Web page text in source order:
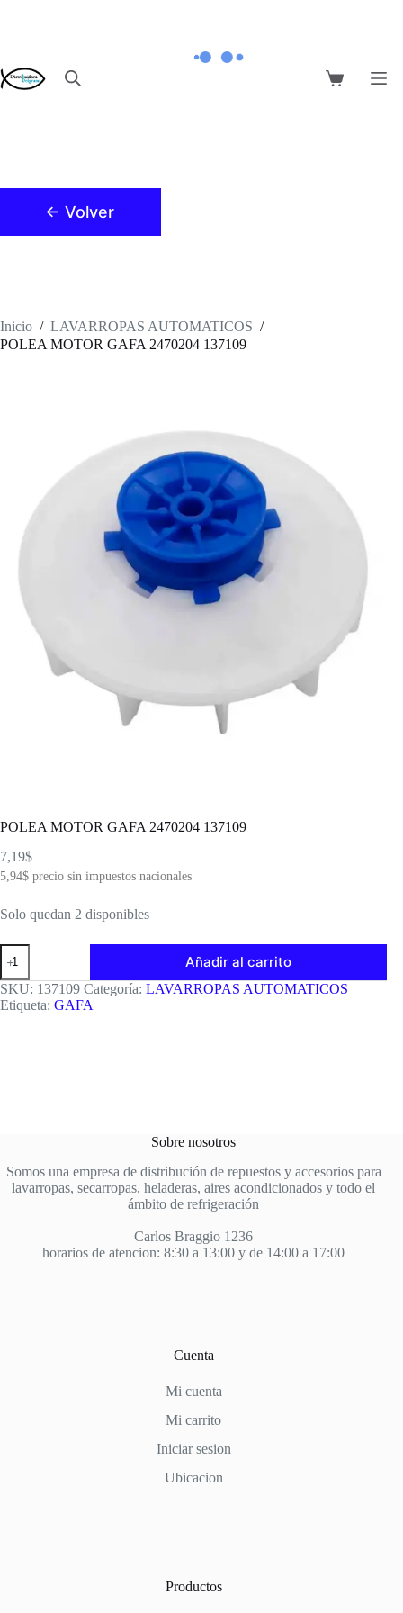
Carro
← Volver
Inicio / LAVARROPAS AUTOMATICOS /
POLEA MOTOR GAFA 2470204 137109
POLEA MOTOR GAFA 2470204 137109
7,19$
5,94$ precio sin impuestos nacionales
Solo quedan 2 disponibles
POLEA
MOTOR
GAFA
2470204
137109
Añadir al carrito
SKU: 137109 Categoría: LAVARROPAS AUTOMATICOS
Etiqueta: GAFA
Sobre nosotros
Somos una empresa de distribución de repuestos y accesorios para
lavarropas, secarropas, heladeras, aires acondicionados y todo el
ámbito de refrigeración
Carlos Braggio 1236
horarios de atencion: 8:30 a 13:00 y de 14:00 a 17:00
Cuenta
Mi cuenta
Mi carrito
Iniciar sesion
Ubicacion
Productos